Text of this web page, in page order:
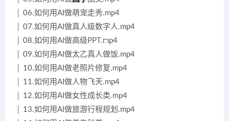
│ 06.如何用AI做萌宠走秀.mp4
│ 07.如何用AI做真人级数字人.mp4
│ 08.如何用AI做高级PPT.mp4
│ 09.如何用AI做太乙真人做饭.mp4
│ 10.如何用AI做老照片修复.mp4
│ 11.如何用AI做人物飞天.mp4
│ 12.如何用AI做女性成长类.mp4
│ 13.如何用AI做旅游行程规划.mp4